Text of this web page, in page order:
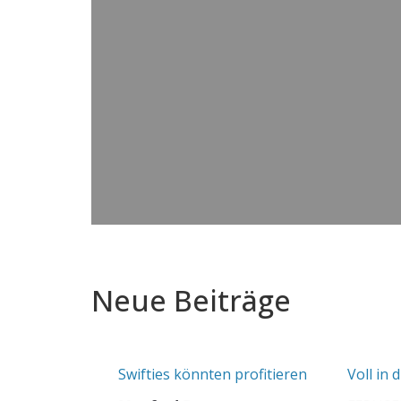
Neue Beiträge
Swifties könnten profitieren
Voll in